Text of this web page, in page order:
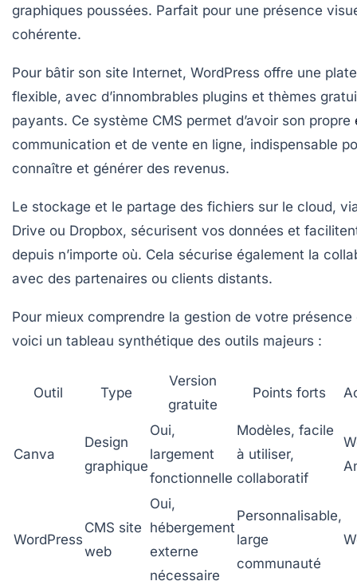
graphiques poussées. Parfait pour une présence
cohérente.
Pour bâtir son site Internet, WordPress offre une
flexible, avec d’innombrables plugins et thèmes
payants. Ce système CMS permet d’avoir son propre
communication et de vente en ligne, indispensable
connaître et générer des revenus.
Le stockage et le partage des fichiers sur le cloud,
Drive ou Dropbox, sécurisent vos données et
depuis n’importe où. Cela sécurise également la
avec des partenaires ou clients distants.
Pour mieux comprendre la gestion de votre présence
voici un tableau synthétique des outils majeurs :
Outil Type
Version
gratuite
Points forts
Canva
Design
graphique
Oui,
largement
fonctionnelle
Modèles, facile
à utiliser,
collaboratif
WordPress
CMS site
web
Oui,
hébergement
externe
nécessaire
Personnalisable,
large
communauté